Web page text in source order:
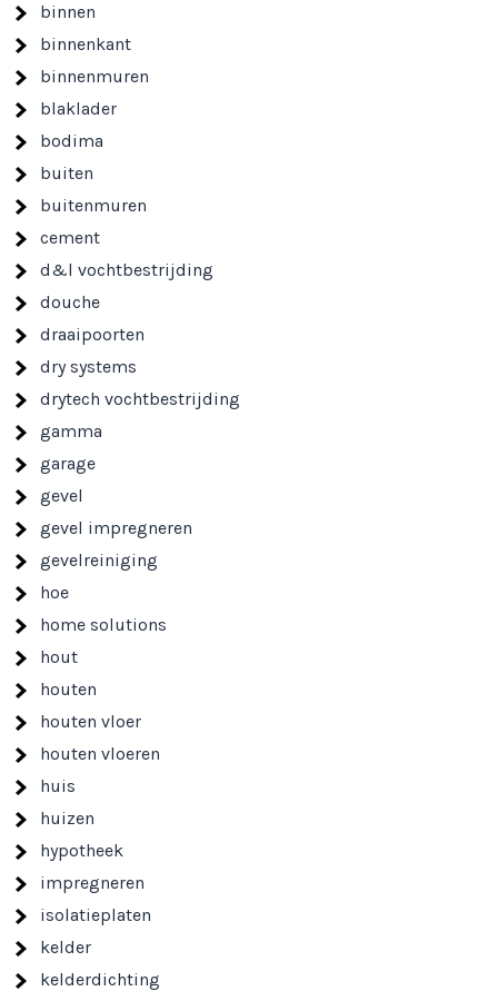
binnen
binnenkant
binnenmuren
blaklader
bodima
buiten
buitenmuren
cement
d&l vochtbestrijding
douche
draaipoorten
dry systems
drytech vochtbestrijding
gamma
garage
gevel
gevel impregneren
gevelreiniging
hoe
home solutions
hout
houten
houten vloer
houten vloeren
huis
huizen
hypotheek
impregneren
isolatieplaten
kelder
kelderdichting